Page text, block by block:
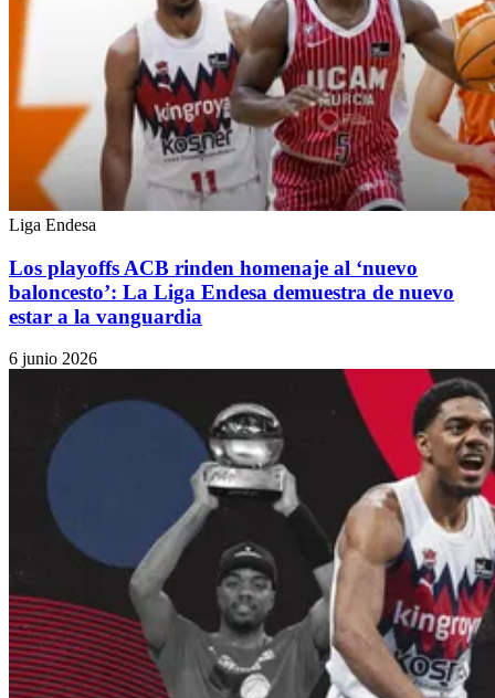
Liga Endesa
Los playoffs ACB rinden homenaje al ‘nuevo
baloncesto’: La Liga Endesa demuestra de nuevo
estar a la vanguardia
6 junio 2026